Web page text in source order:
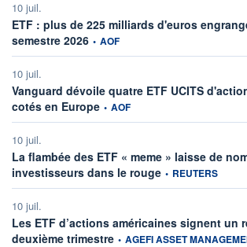
10 juil.
ETF : plus de 225 milliards d'euros
semestre 2026 information fournie par
• AOF
10 juil.
Vanguard dévoile quatre ETF UCITS
cotés en Europe information fournie par
• AOF
10 juil.
La flambée des ETF « meme » laisse de
investisseurs dans le rouge information fournie
• REUTERS
10 juil.
Les ETF d’actions américaines signent un
deuxième trimestre information fournie par
• AGEFI ASSET